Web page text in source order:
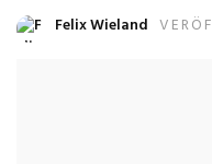
Felix Wieland